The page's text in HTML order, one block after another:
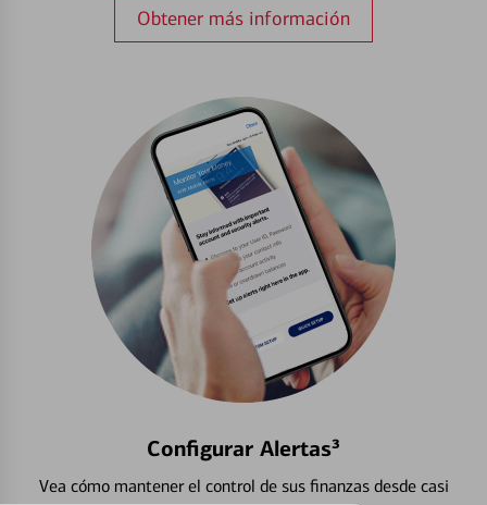
Obtener más información
Configurar Alertas³
Vea cómo mantener el control de sus finanzas desde casi